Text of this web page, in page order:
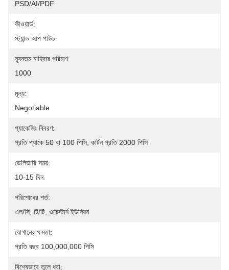
PSD/AI/PDF
কীওয়ার্ড:
স্ট্যান্ড আপ পাউচ
ন্যূনতম চাহিদার পরিমাণ:
1000
মূল্য:
Negotiable
প্যাকেজিং বিবরণ:
প্রতি প্যাকে 50 বা 100 পিসি, কার্টন প্রতি 2000 পিসি
ডেলিভারি সময়:
10-15 দিন
পরিশোধের শর্ত:
এল/সি, টি/টি, ওয়েস্টার্ন ইউনিয়ন
যোগানের ক্ষমতা:
প্রতি বছর 100,000,000 পিসি
বিশেষভাবে তুলে ধরা: